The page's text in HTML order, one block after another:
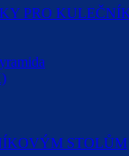
PRO
STOLŮM